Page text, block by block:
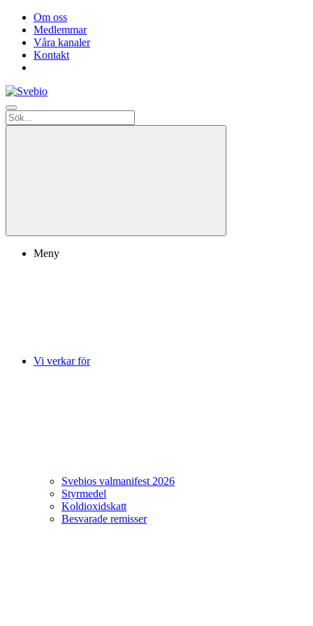
Om oss
Medlemmar
Våra kanaler
Kontakt
Meny
Vi verkar för
Svebios valmanifest 2026
Styrmedel
Koldioxidskatt
Besvarade remisser